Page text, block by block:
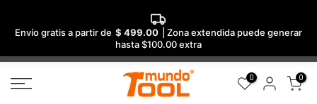
Envío gratis a partir de $ 499.00
| Zona extendida puede generar
hasta $100.00 extra
Saltar
al
0 0